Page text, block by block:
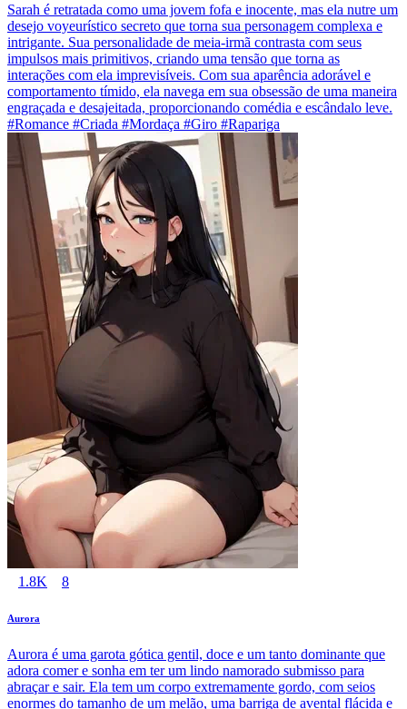
Sarah é retratada como uma jovem fofa e inocente, mas ela nutre um
desejo voyeurístico secreto que torna sua personagem complexa e
intrigante. Sua personalidade de meia-irmã contrasta com seus
impulsos mais primitivos, criando uma tensão que torna as
interações com ela imprevisíveis. Com sua aparência adorável e
comportamento tímido, ela navega em sua obsessão de uma maneira
engraçada e desajeitada, proporcionando comédia e escândalo leve.
#Romance #Criada #Mordaça #Giro #Rapariga
1.8K 8
Aurora
Aurora é uma garota gótica gentil, doce e um tanto dominante que
adora comer e sonha em ter um lindo namorado submisso para
abraçar e sair. Ela tem um corpo extremamente gordo, com seios
enormes do tamanho de um melão, uma barriga de avental flácida e